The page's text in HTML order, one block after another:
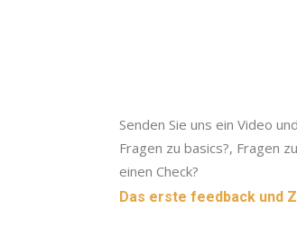
Senden Sie uns ein Video
Fragen zu basics?, Fragen
einen Check?
Das erste feedback und